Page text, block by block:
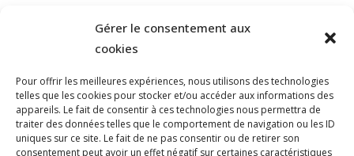
Gérer le consentement aux
cookies
Pour offrir les meilleures expériences, nous utilisons des technologies
telles que les cookies pour stocker et/ou accéder aux informations des
appareils. Le fait de consentir à ces technologies nous permettra de
traiter des données telles que le comportement de navigation ou les ID
uniques sur ce site. Le fait de ne pas consentir ou de retirer son
consentement peut avoir un effet négatif sur certaines caractéristiques
NOUS JOINDRE
400, boulevard Jean-Lesage
Hall Est, bureau 535